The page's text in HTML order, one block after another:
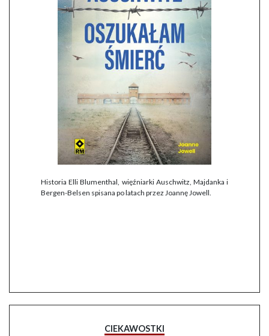
Historia Elli Blumenthal, więźniarki Auschwitz, Majdanka i
Bergen-Belsen spisana po latach przez Joannę Jowell.
CIEKAWOSTKI